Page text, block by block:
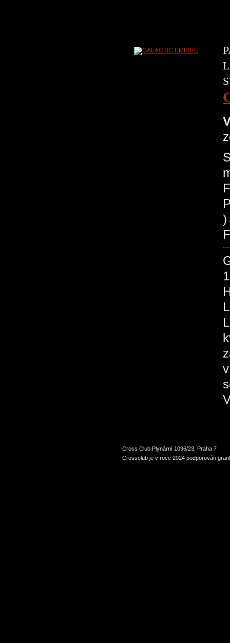
Cross Club Plynární 1096/23, Praha 7
Crossclub je v roce 2024 podporován